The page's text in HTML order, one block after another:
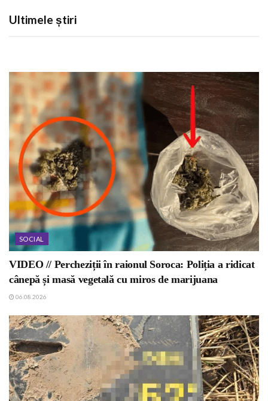
Ultimele știri
SOCIAL
VIDEO // Percheziții în raionul Soroca: Poliția a ridicat
cânepă și masă vegetală cu miros de marijuana
06.08.2026